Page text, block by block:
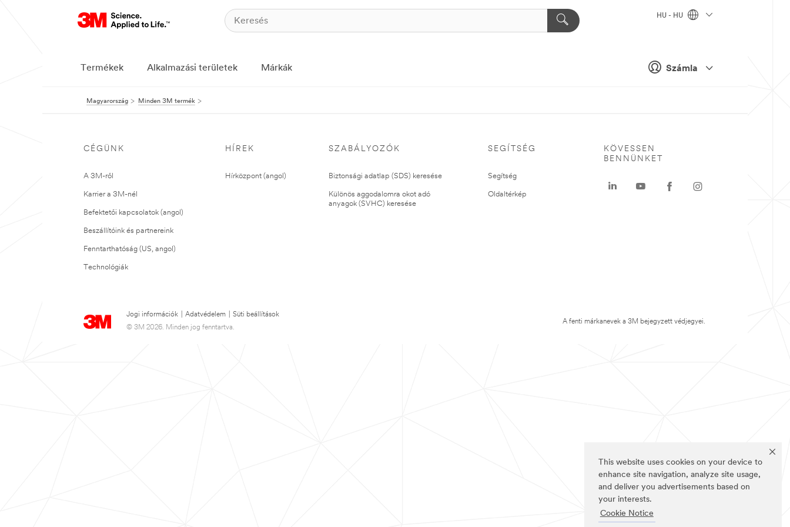
This website uses cookies on your device to
enhance site navigation, analyze site usage,
and deliver you advertisements based on
your interests.
Cookie Notice
Számla
HU - HU
Termékek Alkalmazási területek Márkák
Magyarország Minden 3M termék
CÉGÜNK
A 3M-ről
Karrier a 3M-nél
Befektetői kapcsolatok (angol)
Beszállítóink és partnereink
Fenntarthatóság (US, angol)
Technológiák
HÍREK
Hírközpont (angol)
SZABÁLYOZÓK
Biztonsági adatlap (SDS) keresése
Különös aggodalomra okot adó
anyagok (SVHC) keresése
SEGÍTSÉG
Segítség
Oldaltérkép
Jogi információk Adatvédelem
Süti beállítások
© 3M 2026. Minden jog fenntartva.
KÖVESSEN
BENNÜNKET
A fenti márkanevek a 3M bejegyzett védjegyei.